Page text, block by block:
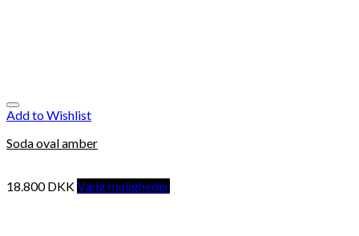
Add to Wishlist
Soda oval amber
18.800DKKVælg muligheder